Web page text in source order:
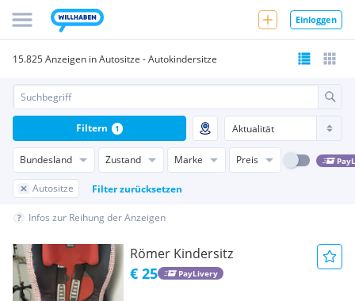
Einloggen
15.825 Anzeigen in Autositze - Autokindersitze
Bundesland Zustand Marke Preis
Autositze Filter zurücksetzen
Filtern 1
Infos zur Reihung der Anzeigen
Römer Kindersitz
€ 25 PayLivery